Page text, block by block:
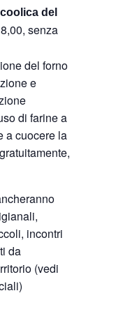
del
senza
del forno
e
di farine a
a cuocere la
incontri
da
(vedi